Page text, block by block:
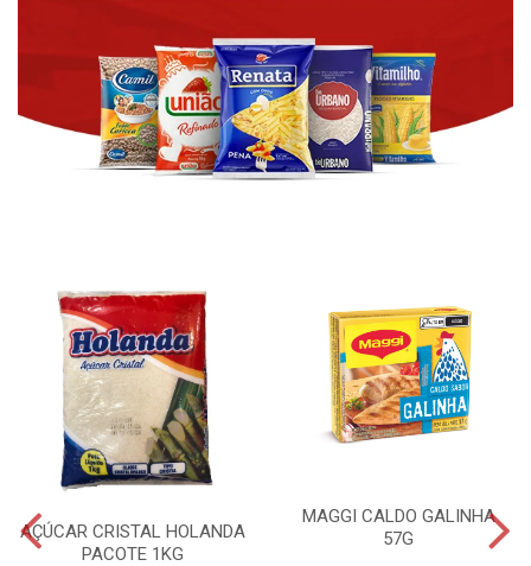
AÇÚCAR CRISTAL HOLANDA
PACOTE 1KG
MAGGI CALDO GALINHA
57G